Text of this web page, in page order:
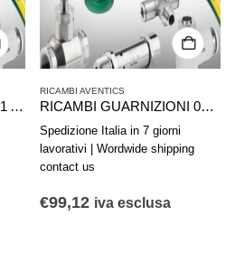
SET RICAMBI 1827008921 AVENTICS SERIE KPZ D50
RICAMBI AVENTICS
RICAMBI GUARNIZIONI 0490394702 AVENTICS SERIE 167/168-080
Spedizione Italia in 7 giorni
lavorativi | Wordwide shipping
contact us
€99,12 iva esclusa